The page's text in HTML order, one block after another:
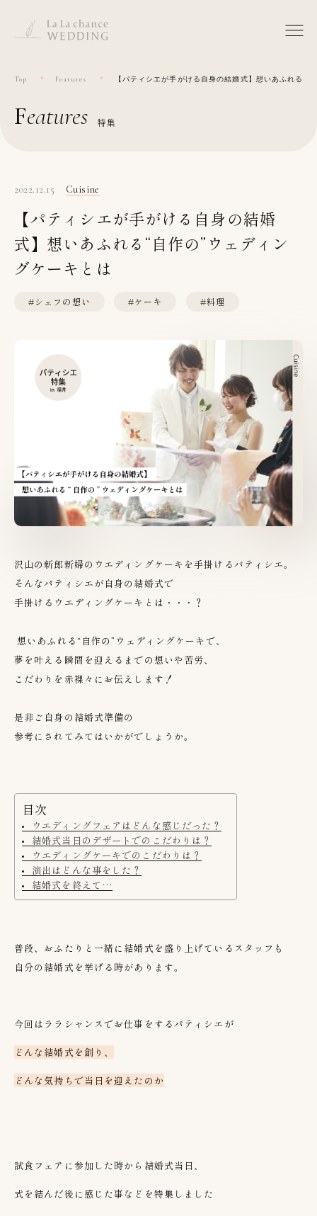
Top Features 【パティシエが手がける自身の結婚式】想いあふれる“
features 特集
2022.12.15 Cuisine
【パティシエが手がける自身の結婚
式】想いあふれる“自作の”ウェディン
グケーキとは
#シェフの想い #ケーキ #料理
沢山の新郎新婦のウエディングケーキを手掛けるパティシエ。
そんなパティシエが自身の結婚式で
手掛けるウエディングケーキとは・・・？
想いあふれる“自作の”ウェディングケーキで、
夢を叶える瞬間を迎えるまでの想いや苦労、
こだわりを赤裸々にお伝えします！
是非ご自身の結婚式準備の
参考にされてみてはいかがでしょうか。
目次
ウエディングフェアはどんな感じだった？
結婚式当日のデザートでのこだわりは？
ウエディングケーキでのこだわりは？
演出はどんな事をした？
結婚式を終えて…
普段、おふたりと一緒に結婚式を盛り上げているスタッフも
自分の結婚式を挙げる時があります。
今回はララシャンスでお仕事をするパティシエが
どんな結婚式を創り、
どんな気持ちで当日を迎えたのか
試食フェアに参加した時から結婚式当日、
式を結んだ後に感じた事などを特集しました